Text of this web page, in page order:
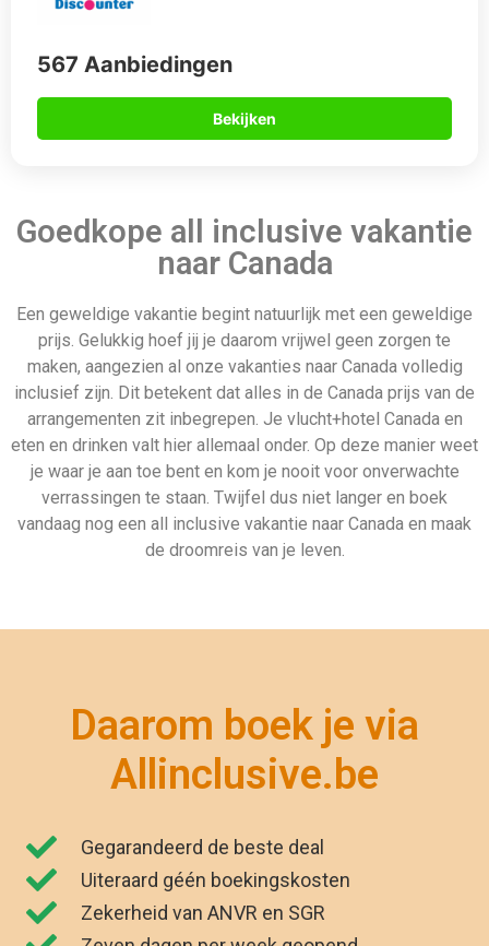
567 Aanbiedingen
Bekijken
Goedkope all inclusive vakantie
naar Canada
Een geweldige vakantie begint natuurlijk met een geweldige
prijs. Gelukkig hoef jij je daarom vrijwel geen zorgen te
maken, aangezien al onze vakanties naar Canada volledig
inclusief zijn. Dit betekent dat alles in de Canada prijs van de
arrangementen zit inbegrepen. Je vlucht+hotel Canada en
eten en drinken valt hier allemaal onder. Op deze manier weet
je waar je aan toe bent en kom je nooit voor onverwachte
verrassingen te staan. Twijfel dus niet langer en boek
vandaag nog een all inclusive vakantie naar Canada en maak
de droomreis van je leven.
Daarom boek je via
Allinclusive.be
Gegarandeerd de beste deal
Uiteraard géén boekingskosten
Zekerheid van ANVR en SGR